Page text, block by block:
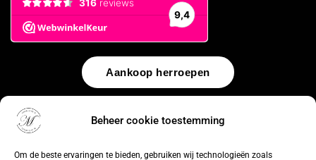
Beheer cookie toestemming
Om de beste ervaringen te bieden, gebruiken wij technologieën zoals
Aankoop herroepen
© 2026 by
Privacy Policy CookiebeleidSitemap